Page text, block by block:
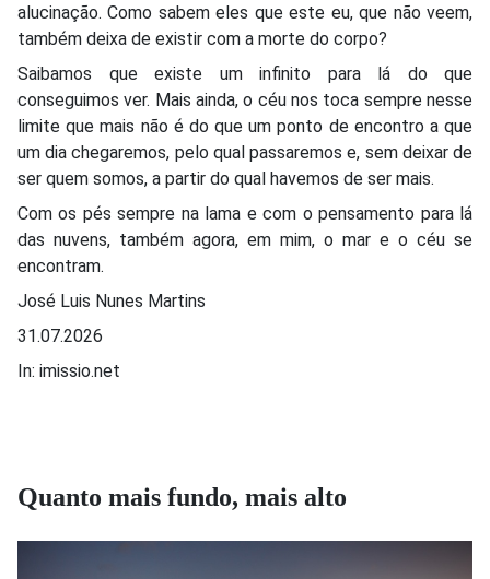
alucinação. Como sabem eles que este eu, que não veem,
também deixa de existir com a morte do corpo?
Saibamos que existe um infinito para lá do que
conseguimos ver. Mais ainda, o céu nos toca sempre nesse
limite que mais não é do que um ponto de encontro a que
um dia chegaremos, pelo qual passaremos e, sem deixar de
ser quem somos, a partir do qual havemos de ser mais.
Com os pés sempre na lama e com o pensamento para lá
das nuvens, também agora, em mim, o mar e o céu se
encontram.
José Luis Nunes Martins
31.07.2026
In: imissio.net
Quanto mais fundo, mais alto